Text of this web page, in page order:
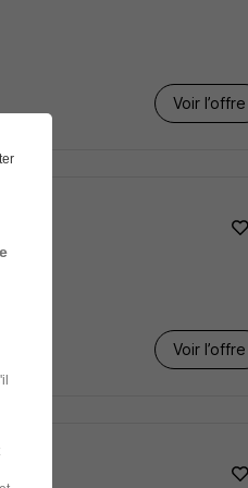
Voir l’offre
Voir l’offre